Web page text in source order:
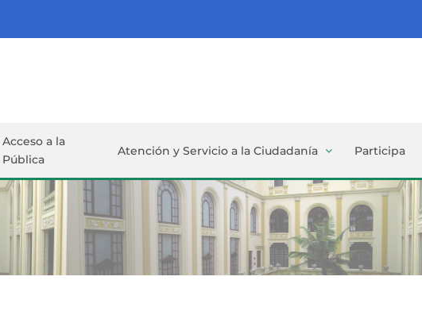
a la
Atención y Servicio a la Ciudadanía Participa